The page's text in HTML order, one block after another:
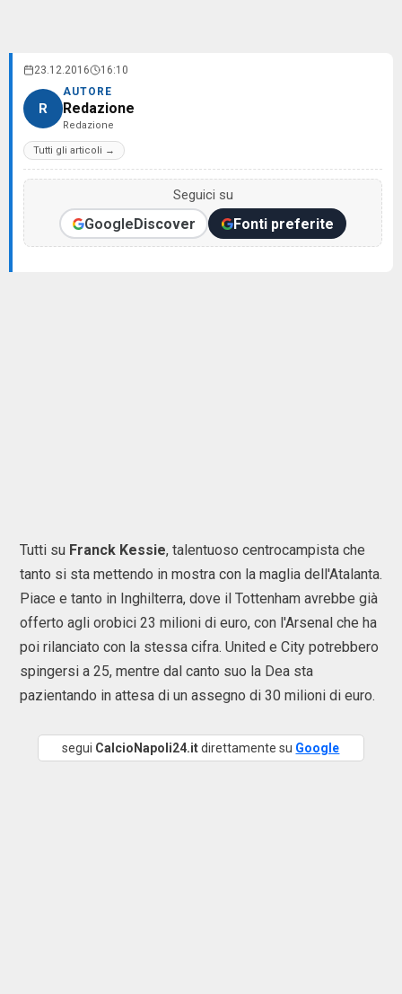
23.12.2016 16:10
R
AUTORE
Redazione
Redazione
Tutti gli articoli →
Seguici su
GoogleDiscover Fonti preferite
Tutti su Franck Kessie, talentuoso centrocampista che
tanto si sta mettendo in mostra con la maglia dell'Atalanta.
Piace e tanto in Inghilterra, dove il Tottenham avrebbe già
offerto agli orobici 23 milioni di euro, con l'Arsenal che ha
poi rilanciato con la stessa cifra. United e City potrebbero
spingersi a 25, mentre dal canto suo la Dea sta
pazientando in attesa di un assegno di 30 milioni di euro.
segui CalcioNapoli24.itdirettamente su Google